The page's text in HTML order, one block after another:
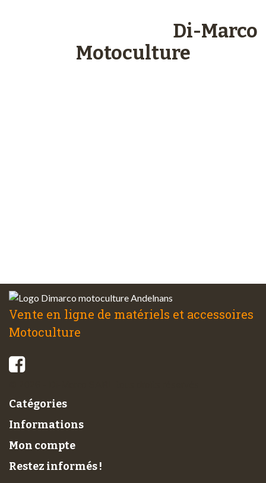
Di-Marco
Motoculture
Vente en ligne de matériels et accessoires
Motoculture
Catégories
Informations
Mon compte
Restez informés !